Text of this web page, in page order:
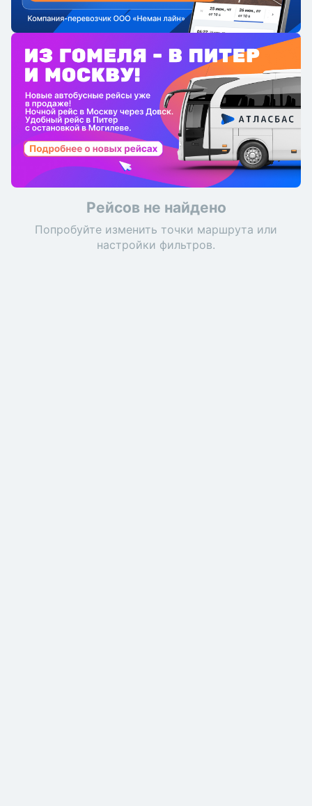
Рейсов не найдено
Попробуйте изменить точки маршрута или
настройки фильтров.